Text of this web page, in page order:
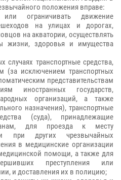
положения вправе:
ограничивать движение
на улицах и дорогах,
на акватории, осуществлять
жизни, здоровья и имущества
случаях транспортные средства,
(за исключением транспортных
представительствам
иностранных государств,
организаций, а также
назначения), транспортные
(суда), принадлежащие
для проезда к месту
при других чрезвычайных
в медицинские организации
помощи, а также для
преступления или
и доставления их в полицию;